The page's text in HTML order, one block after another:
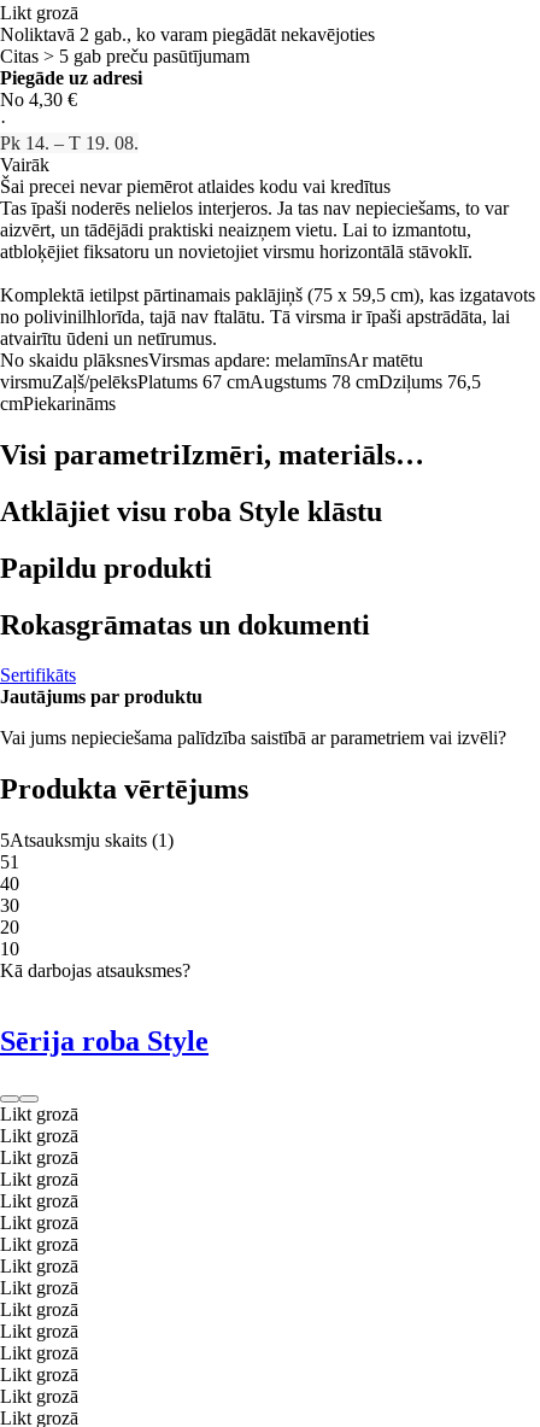
Likt grozā
Noliktavā 2 gab., ko varam piegādāt nekavējoties
Citas > 5 gab preču pasūtījumam
Piegāde uz adresi
No 4,30 €
·
Pk 14. – T 19. 08.
Vairāk
Šai precei nevar piemērot atlaides kodu vai kredītus
Tas īpaši noderēs nelielos interjeros. Ja tas nav nepieciešams, to var
aizvērt, un tādējādi praktiski neaizņem vietu. Lai to izmantotu,
atbloķējiet fiksatoru un novietojiet virsmu horizontālā stāvoklī.
Komplektā ietilpst pārtinamais paklājiņš (75 x 59,5 cm), kas izgatavots
no polivinilhlorīda, tajā nav ftalātu. Tā virsma ir īpaši apstrādāta, lai
atvairītu ūdeni un netīrumus.
No skaidu plāksnesVirsmas apdare: melamīnsAr matētu
virsmuZaļš/pelēksPlatums 67 cmAugstums 78 cmDziļums 76,5
cmPiekarināms
Visi parametriIzmēri, materiāls…
Atklājiet visu roba Style klāstu
Papildu produkti
Rokasgrāmatas un dokumenti
Sertifikāts
Jautājums par produktu
Vai jums nepieciešama palīdzība saistībā ar parametriem vai izvēli?
Produkta vērtējums
5Atsauksmju skaits (1)
51
40
30
20
10
Kā darbojas atsauksmes?
Sērija roba Style
Likt grozā
Likt grozā
Likt grozā
Likt grozā
Likt grozā
Likt grozā
Likt grozā
Likt grozā
Likt grozā
Likt grozā
Likt grozā
Likt grozā
Likt grozā
Likt grozā
Likt grozā